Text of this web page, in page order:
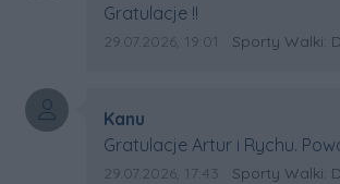
Treść komentarza:
Gratulacje !!
Data dodania komentarza:
29.07.2026, 19:01 Źródło
Sporty Walki: Dwa
Autor komentarza:
Kanu
Treść komentarza:
Gratulacje Artur i Rychu.
Kirgistanu.
Data dodania komentarza:
29.07.2026, 17:43 Źródło
Sporty Walki: Dwa